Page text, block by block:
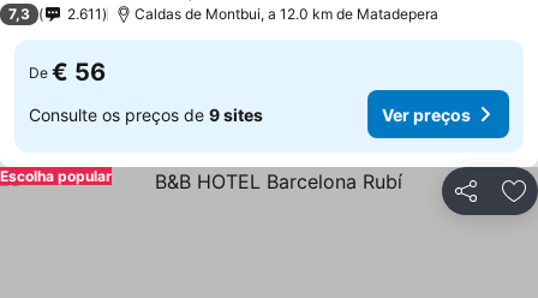
7,3 2.611 Caldas de Montbui, a 12.0 km de Matadepera
De € 56
Consulte os preços de 9 sites Ver preços
Partilhar
Escolha popular